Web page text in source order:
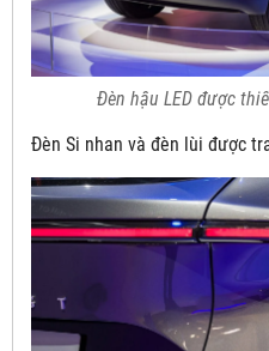
Đèn hậu LED được
Đèn Si nhan và đèn lùi được